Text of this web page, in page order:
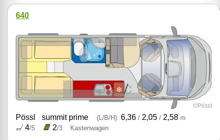
640
©Pössl
Pössl summit prime (L/B/H): 6,36 /2,05 /2,58 m
4/5 2/3 Kastenwagen